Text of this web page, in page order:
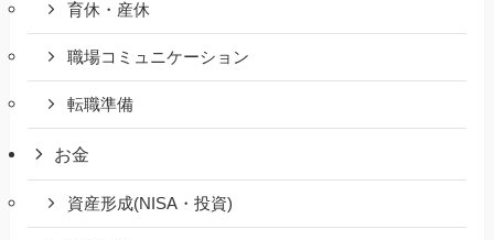
育休・産休
職場コミュニケーション
転職準備
お金
資産形成(NISA・投資)